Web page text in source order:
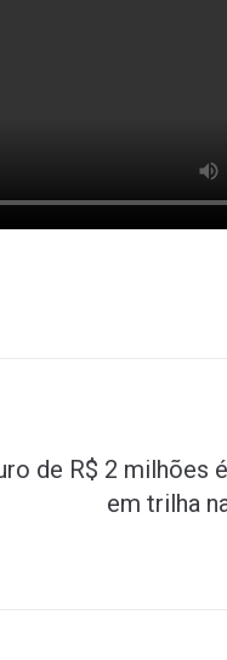
de R$ 2 milhões
em trilha